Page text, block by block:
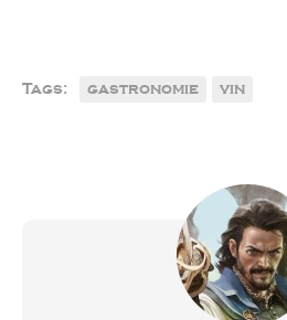
Tags: gastronomie vin